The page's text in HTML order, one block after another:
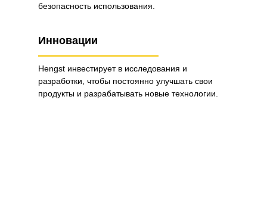
Инновации
безопасность использования.
Hengst инвестирует в исследования и
разработки, чтобы постоянно улучшать свои
продукты и разрабатывать новые технологии.